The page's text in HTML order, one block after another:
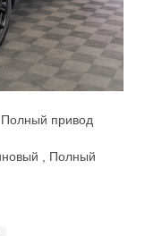
привод
, Полный